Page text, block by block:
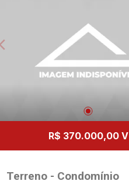
R$ 370.000,00 V
Terreno - Condomínio